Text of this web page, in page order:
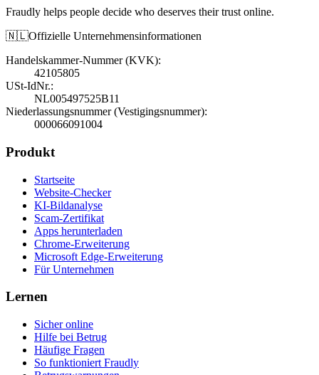
Fraudly helps people decide who deserves their trust online.
🇳🇱Offizielle Unternehmensinformationen
Handelskammer-Nummer (KVK):
42105805
USt-IdNr.:
NL005497525B11
Niederlassungsnummer (Vestigingsnummer):
000066091004
Produkt
Startseite
Website-Checker
KI-Bildanalyse
Scam-Zertifikat
Apps herunterladen
Chrome-Erweiterung
Microsoft Edge-Erweiterung
Für Unternehmen
Lernen
Sicher online
Hilfe bei Betrug
Häufige Fragen
So funktioniert Fraudly